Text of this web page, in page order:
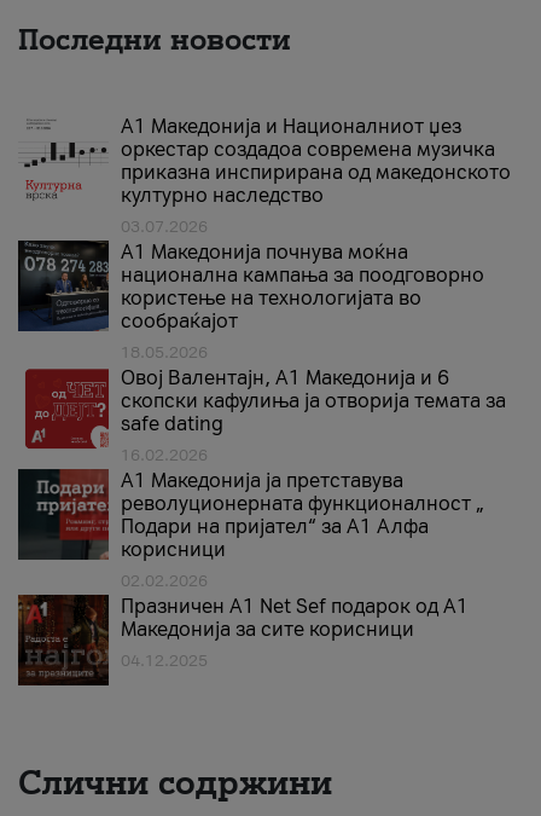
Последни новости
А1 Македонија и Националниот џез
оркестар создадоа современа музичка
приказна инспирирана од македонското
културно наследство
03.07.2026
A1 Македонија почнува моќна
национална кампања за поодговорно
користење на технологијата во
сообраќајот
18.05.2026
Овој Валентајн, A1 Македонија и 6
скопски кафулиња ја отворија темата за
safe dating
16.02.2026
А1 Македонија ја претставува
револуционерната функционалност „
Подари на пријател“ за А1 Алфа
корисници
02.02.2026
Празничен A1 Net Sеf подарок од А1
Македонија за сите корисници
04.12.2025
Слични содржини